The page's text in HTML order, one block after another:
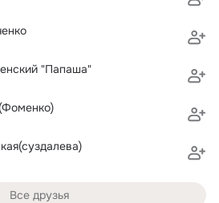
"Папаша"
Все друзья